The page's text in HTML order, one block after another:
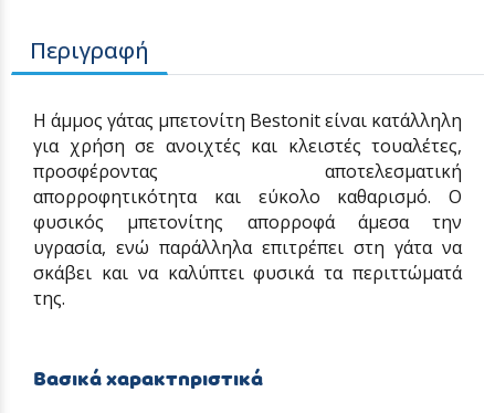
Περιγραφή
Η άμμος γάτας μπετονίτη Bestonit είναι κατάλληλη
για χρήση σε ανοιχτές και κλειστές τουαλέτες,
προσφέροντας αποτελεσματική
απορροφητικότητα και εύκολο καθαρισμό. Ο
φυσικός μπετονίτης απορροφά άμεσα την
υγρασία, ενώ παράλληλα επιτρέπει στη γάτα να
σκάβει και να καλύπτει φυσικά τα περιττώματά
της.
Βασικά χαρακτηριστικά